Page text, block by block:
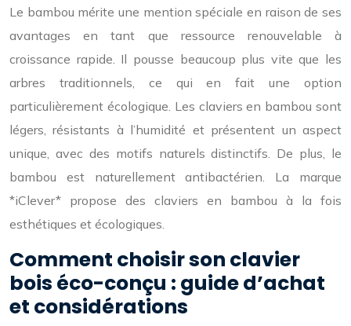
Le bambou mérite une mention spéciale en raison de ses
avantages en tant que ressource renouvelable à
croissance rapide. Il pousse beaucoup plus vite que les
arbres traditionnels, ce qui en fait une option
particulièrement écologique. Les claviers en bambou sont
légers, résistants à l’humidité et présentent un aspect
unique, avec des motifs naturels distinctifs. De plus, le
bambou est naturellement antibactérien. La marque
*iClever* propose des claviers en bambou à la fois
esthétiques et écologiques.
Comment choisir son clavier
bois éco-conçu : guide d’achat
et considérations